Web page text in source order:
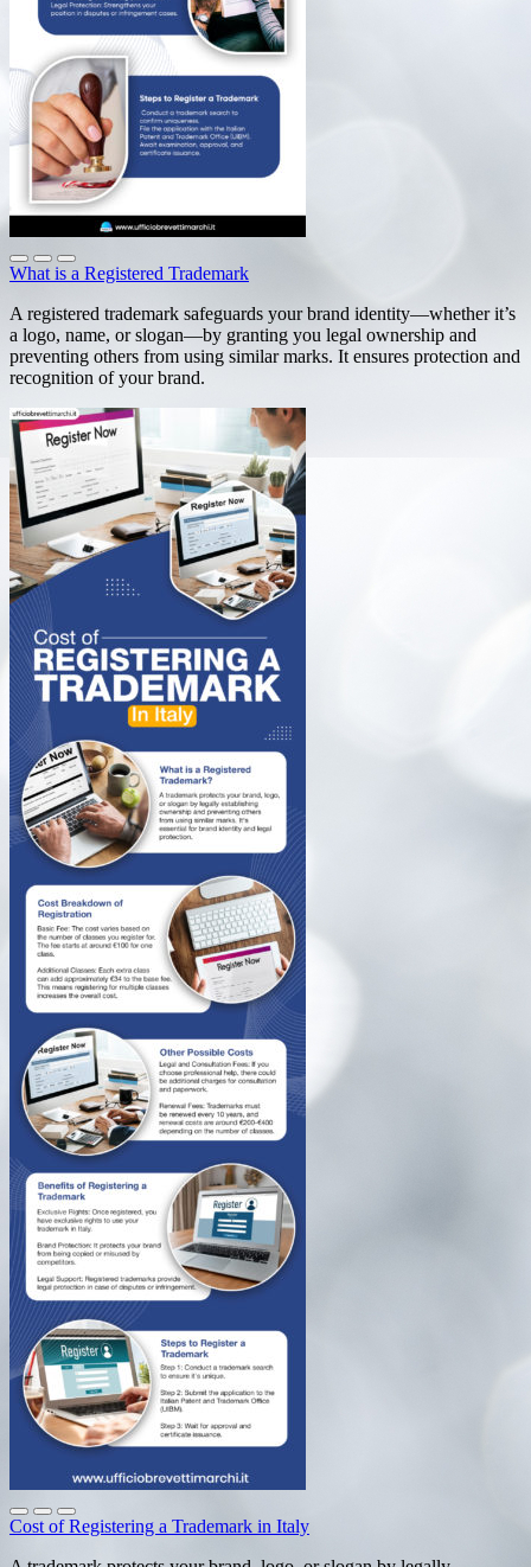
What is a Registered Trademark
A registered trademark safeguards your brand identity—whether it’s
a logo, name, or slogan—by granting you legal ownership and
preventing others from using similar marks. It ensures protection and
recognition of your brand.
Cost of Registering a Trademark in Italy